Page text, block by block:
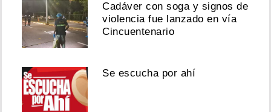
Cadáver con soga y signos de
violencia fue lanzado en vía
Cincuentenario
Se escucha por ahí